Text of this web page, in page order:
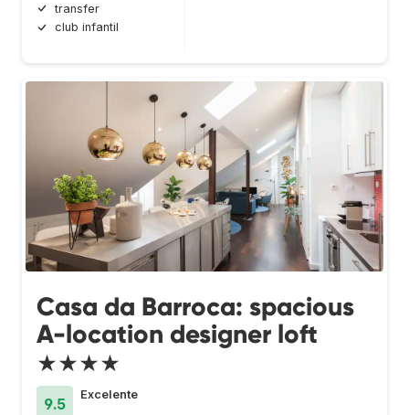
transfer
club infantil
Casa da Barroca: spacious
A-location designer loft
★★★★
9.5
Excelente